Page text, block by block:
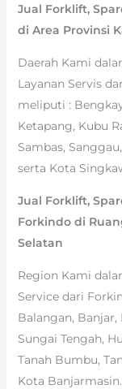
Jual Forklift,
di Area Provinsi
Daerah Kami
Layanan Servis
meliputi :
Ketapang, Kubu
Sambas,
serta Kota
Jual Forklift,
Forkindo di
Selatan
Region Kami
Service dari
Balangan,
Sungai Tengah,
Tanah Bumbu,
Kota Banjarmasin.